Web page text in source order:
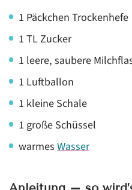
1 Päckchen Trockenhefe
1 TL Zucker
1 leere, saubere
1 Luftballon
1 kleine Schale
1 große Schüssel
warmesWasser